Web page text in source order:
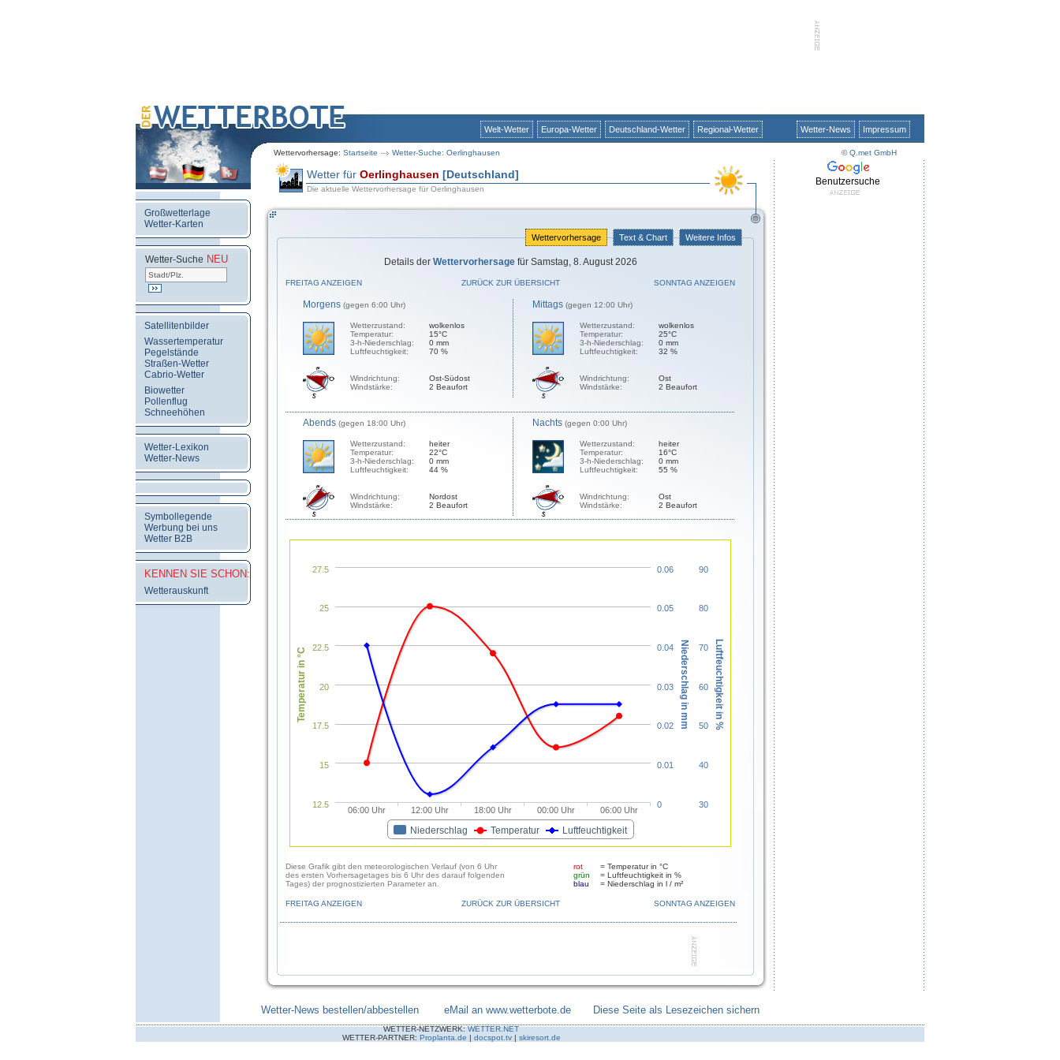
Welt-Wetter Europa-Wetter Deutschland-Wetter Regional-Wetter
Wettervorhersage: Startseite Wetter-Suche: Oerlinghausen
Wetter-News Impressum
©Q.met GmbH
Großwetterlage
Wetter-Karten
Wetter-Suche NEU
Satellitenbilder
Wassertemperatur
Pegelstände
Straßen-Wetter
Cabrio-Wetter
Biowetter
Pollenflug
Schneehöhen
Wetter-Lexikon
Wetter-News
Symbollegende
Werbung bei uns
Wetter B2B
KENNEN SIE SCHON:
Wetterauskunft
Wetter für Oerlinghausen [Deutschland]
Die aktuelle Wettervorhersage für Oerlinghausen
Wettervorhersage Text & Chart Weitere Infos
Details der Wettervorhersagefür Samstag, 8. August 2026
FREITAG ANZEIGEN ZURÜCK ZUR ÜBERSICHT SONNTAG ANZEIGEN
Morgens (gegen 6:00 Uhr)
Wetterzustand:
Temperatur:
3-h-Niederschlag:
Luftfeuchtigkeit:
wolkenlos
15°C
0 mm
70 %
Windrichtung:
Windstärke:
Ost-Südost
2 Beaufort
Mittags (gegen 12:00 Uhr)
Wetterzustand:
Temperatur:
3-h-Niederschlag:
Luftfeuchtigkeit:
wolkenlos
25°C
0 mm
32 %
Windrichtung:
Windstärke:
Ost
2 Beaufort
Abends (gegen 18:00 Uhr)
Wetterzustand:
Temperatur:
3-h-Niederschlag:
Luftfeuchtigkeit:
heiter
22°C
0 mm
44 %
Windrichtung:
Windstärke:
Nordost
2 Beaufort
Nachts (gegen 0:00 Uhr)
Wetterzustand:
Temperatur:
3-h-Niederschlag:
Luftfeuchtigkeit:
heiter
16°C
0 mm
55 %
Windrichtung:
Windstärke:
Ost
2 Beaufort
Temperatur in °C Niederschlag in mm Luftfeuchtigkeit in %
Niederschlag Temperatur Luftfeuchtigkeit
06:00 Uhr 12:00 Uhr 18:00 Uhr 00:00 Uhr 06:00 Uhr
20
12.5
15
17.5
22.5
25
27.5
0
0.01
0.02
0.03
0.04
0.05
0.06
30
40
50
60
70
80
90
Diese Grafik gibt den meteorologischen Verlauf (von 6 Uhr
des ersten Vorhersagetages bis 6 Uhr des darauf folgenden
Tages) der prognostizierten Parameter an.
rot
= Temperatur in °C
grün
= Luftfeuchtigkeit in %
blau
= Niederschlag in l / m²
FREITAG ANZEIGEN ZURÜCK ZUR ÜBERSICHT SONNTAG ANZEIGEN
Benutzersuche
Wetter-News bestellen/abbestellen eMail an www.wetterbote.de Diese Seite als Lesezeichen sichern
WETTER-NETZWERK:WETTER.NET
WETTER-PARTNER: Proplanta.de | docspot.tv| skiresort.de